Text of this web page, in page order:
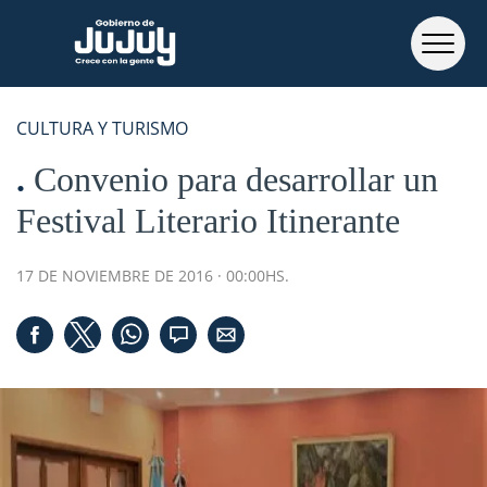
CULTURA Y TURISMO
Convenio para desarrollar un
Festival Literario Itinerante
17 DE NOVIEMBRE DE 2016 · 00:00HS.